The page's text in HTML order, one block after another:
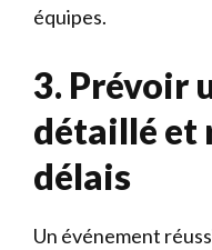
équipes.
3. Prévoir
détaillé et
délais
Un événement